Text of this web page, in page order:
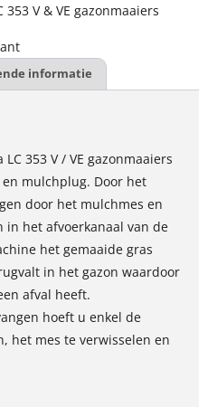
V & VE gazonmaaiers
informatie
353 V / VE gazonmaaiers
mulchplug. Door het
door het mulchmes en
het afvoerkanaal van de
het gemaaide gras
in het gazon waardoor
afval heeft.
hoeft u enkel de
het mes te verwisselen en